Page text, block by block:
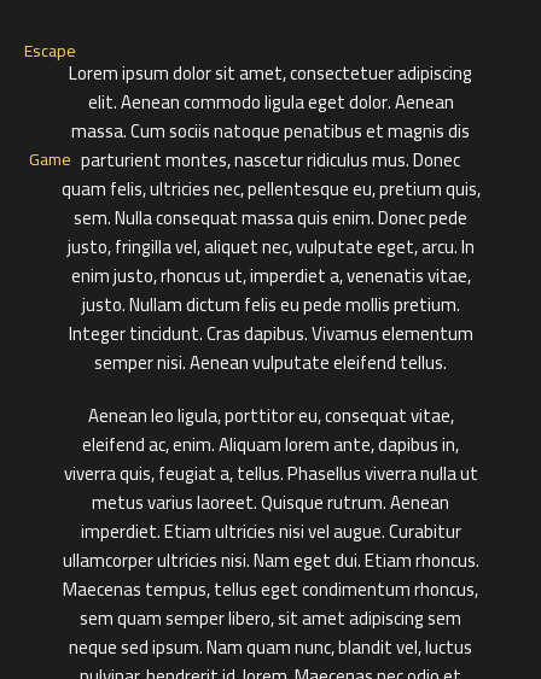
Lorem ipsum dolor sit amet, consectetuer adipiscing
elit. Aenean commodo ligula eget dolor. Aenean
massa. Cum sociis natoque penatibus et magnis dis
parturient montes, nascetur ridiculus mus. Donec
quam felis, ultricies nec, pellentesque eu, pretium quis,
sem. Nulla consequat massa quis enim. Donec pede
justo, fringilla vel, aliquet nec, vulputate eget, arcu. In
enim justo, rhoncus ut, imperdiet a, venenatis vitae,
justo. Nullam dictum felis eu pede mollis pretium.
Integer tincidunt. Cras dapibus. Vivamus elementum
semper nisi. Aenean vulputate eleifend tellus.
Aenean leo ligula, porttitor eu, consequat vitae,
eleifend ac, enim. Aliquam lorem ante, dapibus in,
viverra quis, feugiat a, tellus. Phasellus viverra nulla ut
metus varius laoreet. Quisque rutrum. Aenean
imperdiet. Etiam ultricies nisi vel augue. Curabitur
ullamcorper ultricies nisi. Nam eget dui. Etiam rhoncus.
Maecenas tempus, tellus eget condimentum rhoncus,
sem quam semper libero, sit amet adipiscing sem
neque sed ipsum. Nam quam nunc, blandit vel, luctus